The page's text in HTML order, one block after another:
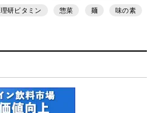
理研ビタミン 惣菜 麺 味の素